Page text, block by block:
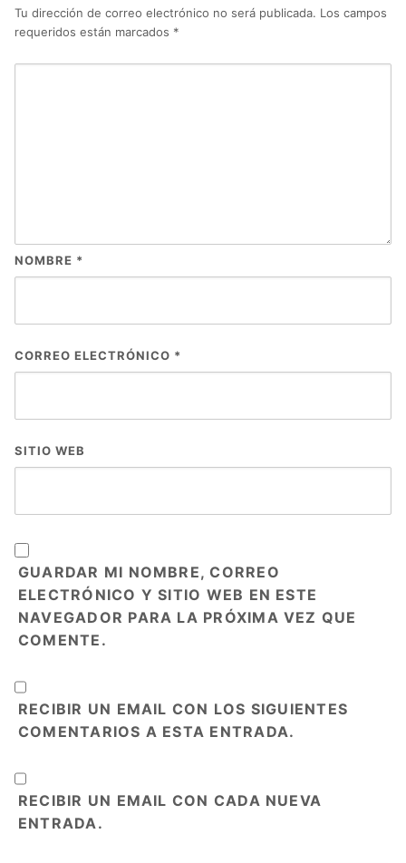
Tu dirección de correo electrónico no será publicada. Los campos
requeridos están marcados *
NOMBRE *
CORREO ELECTRÓNICO *
SITIO WEB
GUARDAR MI NOMBRE, CORREO
ELECTRÓNICO Y SITIO WEB EN ESTE
NAVEGADOR PARA LA PRÓXIMA VEZ QUE
COMENTE.
RECIBIR UN EMAIL CON LOS SIGUIENTES
COMENTARIOS A ESTA ENTRADA.
RECIBIR UN EMAIL CON CADA NUEVA
ENTRADA.